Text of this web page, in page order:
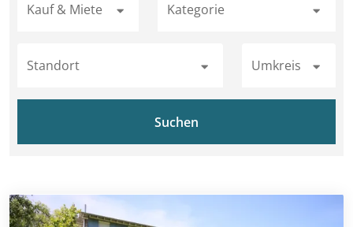
Kauf & Miete Kategorie
Standort Umkreis
Suchen